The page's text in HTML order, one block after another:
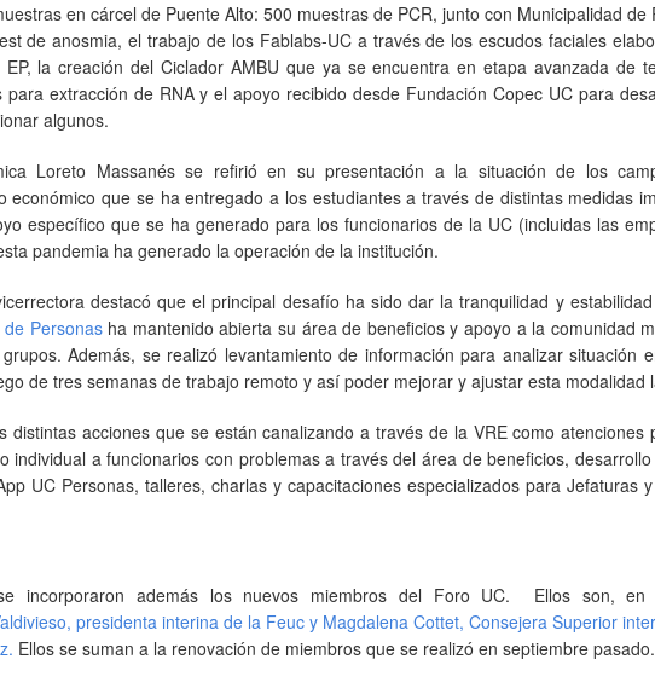
en cárcel de Puente Alto: 500 muestras de PCR, junto con Municipalidad de
de anosmia, el trabajo de los Fablabs-UC a través de los escudos faciales
la creación del Ciclador AMBU que ya se encuentra en etapa avanzada de
para extracción de RNA y el apoyo recibido desde Fundación Copec UC para
algunos.
Loreto Massanés se refirió en su presentación a la situación de los
económico que se ha entregado a los estudiantes a través de distintas medidas
específico que se ha generado para los funcionarios de la UC (incluidas las
pandemia ha generado la operación de la institución.
destacó que el principal desafío ha sido dar la tranquilidad y
Personasha mantenido abierta su área de beneficios y apoyo a la comunidad
Además, se realizó levantamiento de información para analizar situación
de tres semanas de trabajo remoto y así poder mejorar y ajustar esta modalidad
distintas acciones que se están canalizando a través de la VRE como atenciones
individual a funcionarios con problemas a través del área de beneficios,
UC Personas, talleres, charlas y capacitaciones especializados para Jefaturas
incorporaron además los nuevos miembros del Foro UC. Ellos son, en
presidenta interina de la Feuc y Magdalena Cottet, Consejera Superior
Ellos se suman a la renovación de miembros que se realizó en septiembre pasado.